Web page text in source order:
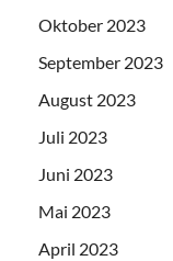
Oktober 2023
September 2023
August 2023
Juli 2023
Juni 2023
Mai 2023
April 2023